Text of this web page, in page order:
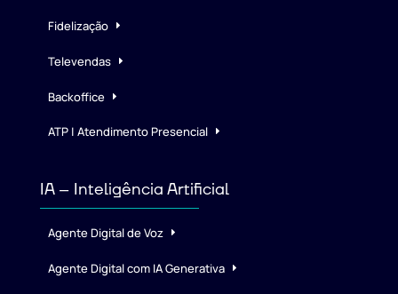
Fidelização
Televendas
Backoffice
ATP | Atendimento Presencial
IA – Inteligência Artificial
Agente Digital de Voz
Agente Digital com IA Generativa